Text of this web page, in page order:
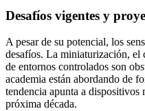
Desafíos vigentes y
A pesar de su potencial, los
desafíos. La miniaturización, el
de entornos controlados son
academia están abordando de
tendencia apunta a dispositivos
próxima década.